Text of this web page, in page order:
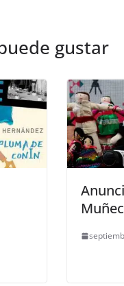
er gustar